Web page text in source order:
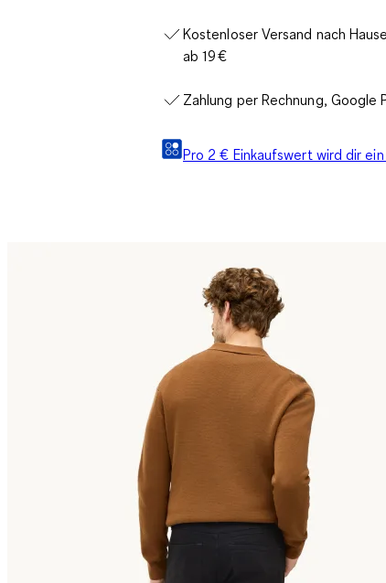
Kostenloser Versand nach
ab 19 €
Zahlung per Rechnung, Google
Pro 2 € Einkaufswert wird dir